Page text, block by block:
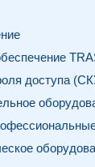
доступа